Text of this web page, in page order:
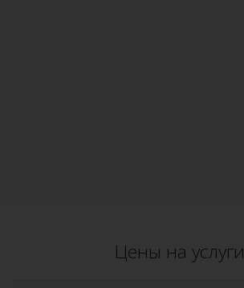
Цены на услуги